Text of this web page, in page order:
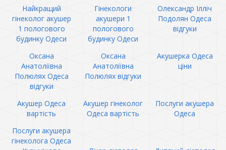
Найкращий
гінеколог акушер
1 пологового
будинку Одеси
Гінекологи
акушери 1
пологового
будинку Одеси
Олександр Ілліч
Подолян Одеса
відгуки
Оксана
Анатоліївна
Полюлях Одеса
відгуки
Оксана
Анатоліївна
Полюлях відгуки
Акушерка Одеса
ціни
Акушер Одеса
вартість
Акушер гінеколог
Одеса вартість
Послуги акушера
Одеса
Послуги акушера
гінеколога Одеса